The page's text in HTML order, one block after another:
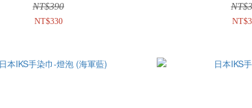
NT$390
NT$330